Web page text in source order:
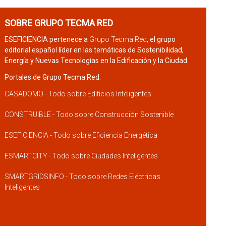
SOBRE GRUPO TECMA RED
ESEFICIENCIA pertenece a Grupo Tecma Red, el grupo
editorial español líder en las temáticas de Sostenibilidad,
Energía y Nuevas Tecnologías en la Edificación y la Ciudad.
Portales de Grupo Tecma Red:
CASADOMO - Todo sobre Edificios Inteligentes
CONSTRUIBLE - Todo sobre Construcción Sostenible
ESEFICIENCIA - Todo sobre Eficiencia Energética
ESMARTCITY - Todo sobre Ciudades Inteligentes
SMARTGRIDSINFO - Todo sobre Redes Eléctricas
Inteligentes